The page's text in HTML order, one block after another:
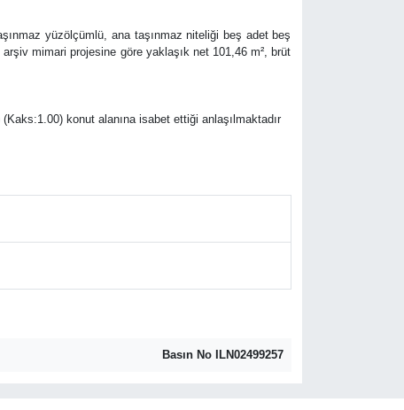
yüzölçümlü, ana taşınmaz niteliği beş adet beş
mimari projesine göre yaklaşık net 101,46 m², brüt
konut alanına isabet ettiği anlaşılmaktadır
Basın No ILN02499257